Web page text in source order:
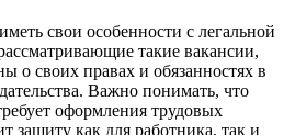
свои особенности с легальной
такие вакансии,
о своих правах и обязанностях в
Важно понимать, что
оформления трудовых
защиту как для работника, так и